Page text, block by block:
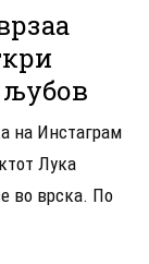
на Инстаграм
Лука
во врска. По